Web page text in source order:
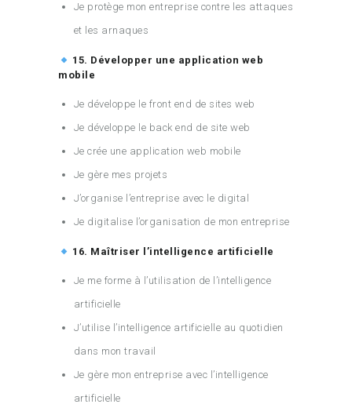
Je protège mon entreprise contre les attaques
et les arnaques
15. Développer une application web
mobile
Je développe le front end de sites web
Je développe le back end de site web
Je crée une application web mobile
Je gère mes projets
J’organise l’entreprise avec le digital
Je digitalise l’organisation de mon entreprise
16. Maîtriser l’intelligence artificielle
Je me forme à l’utilisation de l’intelligence
artificielle
J’utilise l’intelligence artificielle au quotidien
dans mon travail
Je gère mon entreprise avec l’intelligence
artificielle